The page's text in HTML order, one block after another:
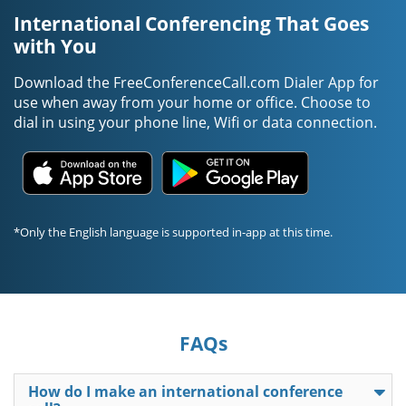
International Conferencing That Goes
with You
Download the FreeConferenceCall.com Dialer App for
use when away from your home or office. Choose to
dial in using your phone line, Wifi or data connection.
*Only the English language is supported in-app at this time.
FAQs
How do I make an international conference